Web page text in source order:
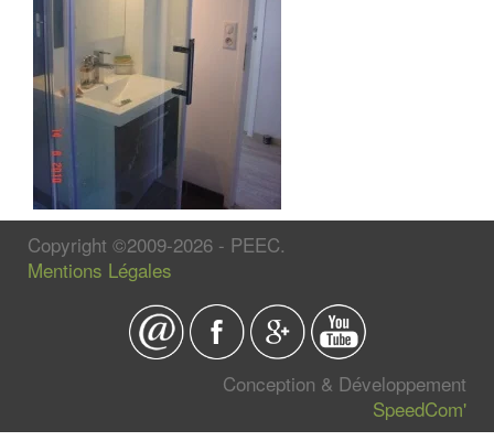
Copyright ©2009-2026 - PEEC.
Mentions Légales
Conception & Développement
SpeedCom'